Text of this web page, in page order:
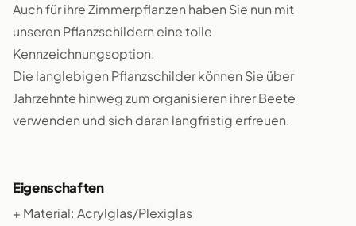
Auch für ihre Zimmerpflanzen haben Sie nun mit
unseren Pflanzschildern eine tolle
Kennzeichnungsoption.
Die langlebigen Pflanzschilder können Sie über
Jahrzehnte hinweg zum organisieren ihrer Beete
verwenden und sich daran langfristig erfreuen.
Eigenschaften
+ Material: Acrylglas/Plexiglas